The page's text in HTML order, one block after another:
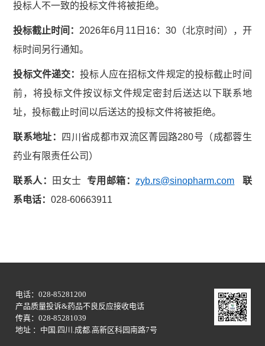
投标人不一致的投标文件将被拒绝。
投标截止时间： 2026年6月11日16：30（北京时间），开
标时间另行通知。
投标文件递交：投标人应在招标文件规定的投标截止时间
前，将投标文件按议标文件规定密封后送达以下联系地
址，投标截止时间以后送达的投标文件将被拒绝。
联系地址：
四川省成都市双流区菁园路280号（成都蓉生
药业有限责任公司）
联系人： 田女士 专用 邮箱 ：zyb.rs@sinopharm.com
联
系电话：028-60663911
电话：028-85281200
产品质量投诉&药品不良反应接收电话
传真：028-85281039
地址 ：中国.四川.成都.高新区科园南路7号